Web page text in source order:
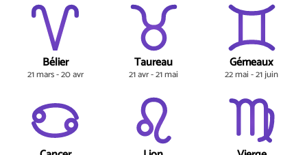
Bélier
21 mars - 20 avr
Taureau
21 avr - 21 mai
Gémeaux
22 mai - 21 juin